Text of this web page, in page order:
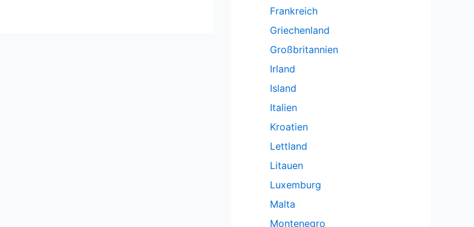
Frankreich
Griechenland
Großbritannien
Irland
Island
Italien
Kroatien
Lettland
Litauen
Luxemburg
Malta
Montenegro